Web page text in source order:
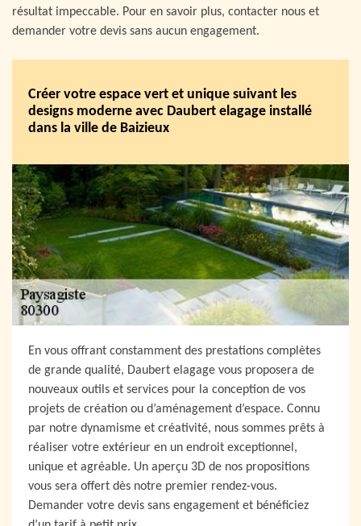
résultat impeccable. Pour en savoir plus, contacter nous et
demander votre devis sans aucun engagement.
Créer votre espace vert et unique suivant les
designs moderne avec Daubert elagage installé
dans la ville de Baizieux
En vous offrant constamment des prestations complètes
de grande qualité, Daubert elagage vous proposera de
nouveaux outils et services pour la conception de vos
projets de création ou d’aménagement d’espace. Connu
par notre dynamisme et créativité, nous sommes prêts à
réaliser votre extérieur en un endroit exceptionnel,
unique et agréable. Un aperçu 3D de nos propositions
vous sera offert dès notre premier rendez-vous.
Demander votre devis sans engagement et bénéficiez